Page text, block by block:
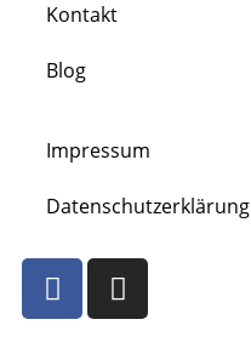
Kontakt
Blog
Impressum
Datenschutzerklärung